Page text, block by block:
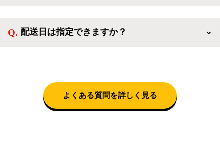
神奈川・千葉)において自社配送を選択いただくこと
配送日は指定できますか？
話にて日時決定に関するご連絡をさせて頂きます。
よくある質問を詳しく見る